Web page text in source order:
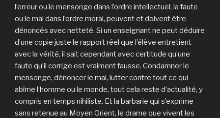
l’erreur ou le mensonge dans l’ordre intellectuel, la faute
ou le mal dans l’ordre moral, peuvent et doivent être
dénoncés avec netteté. Si un enseignant ne peut déduire
d’une copie juste le rapport réel que l’élève entretient
avec la vérité, il sait cependant avec certitude qu’une
faute qu’il corrige est vraiment fausse. Condamner le
mensonge, dénoncer le mal, lutter contre tout ce qui
abîme l’homme ou le monde, tout cela reste d’actualité, y
compris en temps nihiliste. Et la barbarie qui s’exprime
sans retenue au Moyen Orient, le drame que vivent les